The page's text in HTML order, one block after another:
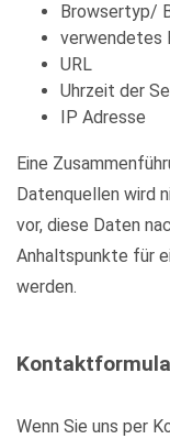
Browsertyp/
verwendetes
URL
Uhrzeit der
IP Adresse
Eine
Datenquellen wird
vor, diese Daten
Anhaltspunkte für
werden.
Wenn Sie uns per